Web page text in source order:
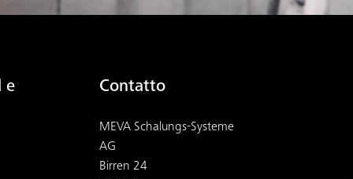
e
Contatto
MEVA Schalungs-Systeme
AG
Birren 24